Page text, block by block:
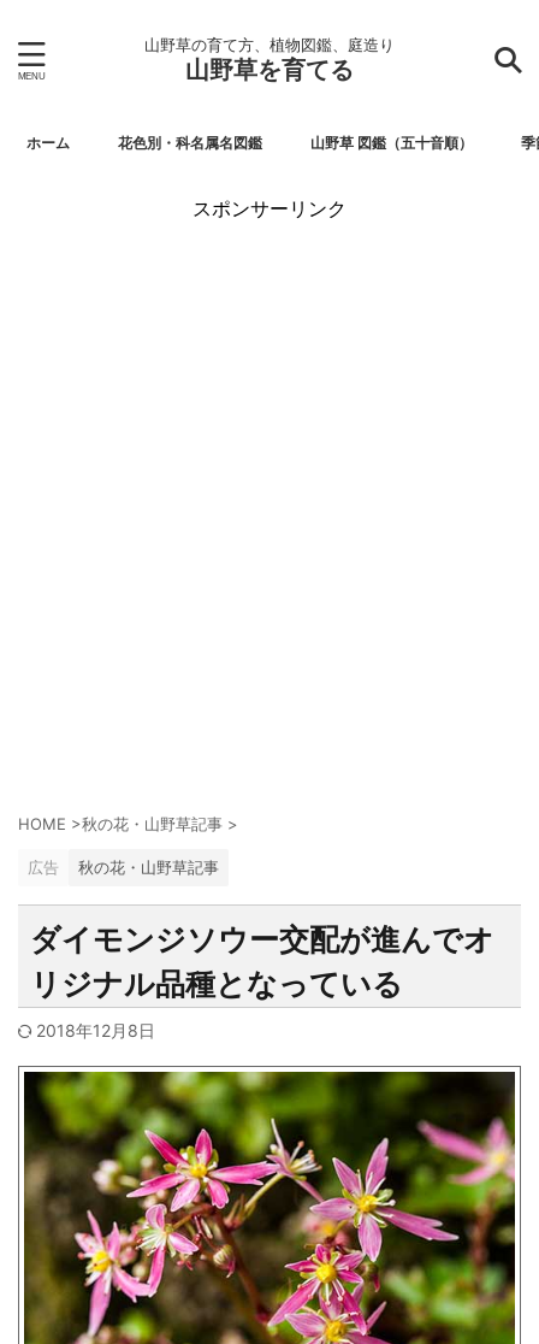
山野草の育て方、植物図鑑、庭造り
山野草を育てる
ホーム 花色別・科名属名図鑑 山野草 図鑑（五十音順） 季
スポンサーリンク
HOME >秋の花・山野草記事 >
広告 秋の花・山野草記事
ダイモンジソウー交配が進んでオ
リジナル品種となっている
2018年12月8日